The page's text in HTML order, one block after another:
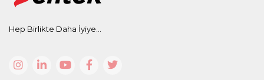
Hep Birlikte Daha İyiye...